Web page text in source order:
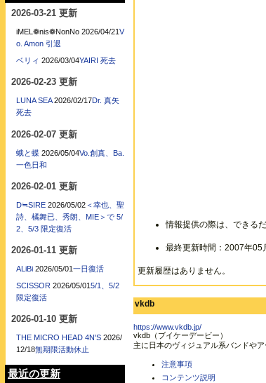
情報提供の際は、できる
最終更新時間：2007年
更新履歴はありません。
vkdb
https://www.vkdb.jp/
vkdb（ブイケーデービー）
主に日本のヴィジュアル系バンドや
注意事項
コンテンツ説明
2026-03-21 更新
iMEL❁nis❁NonNo 2026/04/21 V
o. Amon 引退
ベリィ 2026/03/04YAIRI 死去
2026-02-23 更新
LUNA SEA 2026/02/17Dr. 真矢
死去
2026-02-07 更新
蛾と蝶 2026/05/04Vo.創真、Ba.
一色日和
2026-02-01 更新
D≒SIRE 2026/05/02＜幸也、聖
詩、橘舞已、秀朗、MIE＞で 5/
2、5/3 限定復活
2026-01-11 更新
ALiBi 2026/05/01一日復活
SCISSOR 2026/05/015/1、5/2
限定復活
2026-01-10 更新
THE MICRO HEAD 4N'S 2026/
12/18無期限活動休止
最近の更新